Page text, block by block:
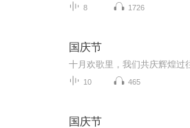
8 1726
国庆节
10 465
国庆节